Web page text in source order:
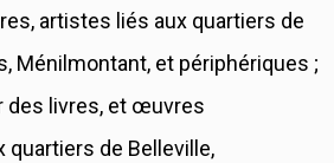
artistes liés aux quartiers de
Ménilmontant, et périphériques ;
des livres, et œuvres
quartiers de Belleville,